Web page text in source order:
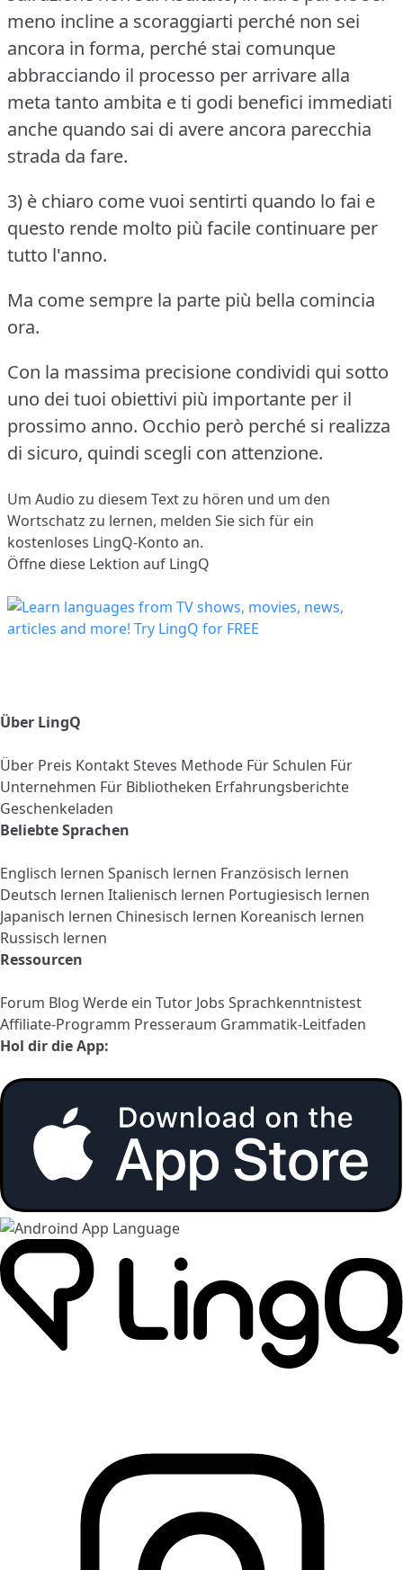
meno incline a scoraggiarti perché non sei
ancora in forma, perché stai comunque
abbracciando il processo per arrivare alla
meta tanto ambita e ti godi benefici immediati
anche quando sai di avere ancora parecchia
strada da fare.
3) è chiaro come vuoi sentirti quando lo fai e
questo rende molto più facile continuare per
tutto l'anno.
Ma come sempre la parte più bella comincia
ora.
Con la massima precisione condividi qui sotto
uno dei tuoi obiettivi più importante per il
prossimo anno. Occhio però perché si realizza
di sicuro, quindi scegli con attenzione.
Um Audio zu diesem Text zu hören und um den
Wortschatz zu lernen, melden Sie sich für ein
kostenloses LingQ-Konto an.
Öffne diese Lektion auf LingQ
Über LingQ
Über Preis KontaktSteves Methode Für Schulen Für
Unternehmen Für Bibliotheken Erfahrungsberichte
Geschenkeladen
Beliebte Sprachen
Englisch lernen Spanisch lernen Französisch lernen
Deutsch lernen Italienisch lernen Portugiesisch lernen
Japanisch lernen Chinesisch lernen Koreanisch lernen
Russisch lernen
Ressourcen
Forum Blog Werde ein Tutor Jobs Sprachkenntnistest
Affiliate-Programm Presseraum Grammatik-Leitfaden
Hol dir die App: